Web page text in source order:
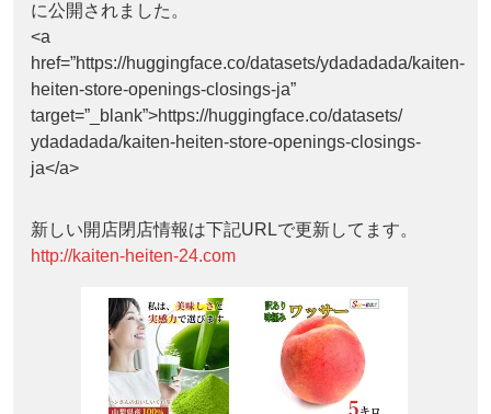
に公開されました。
<a
href=”https://huggingface.co/datasets/ydadadada/kaiten-
heiten-store-openings-closings-ja”
target=”_blank”>https://huggingface.co/datasets/
ydadadada/kaiten-heiten-store-openings-closings-
ja</a>
新しい開店閉店情報は下記URLで更新してます。
http://kaiten-heiten-24.com